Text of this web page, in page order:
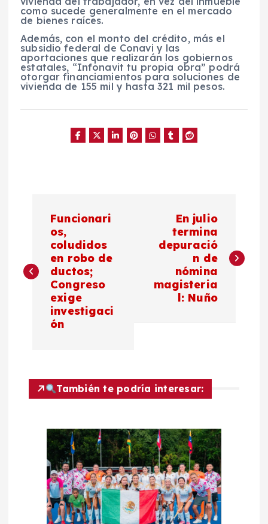
como sucede generalmente en el mercado
de bienes raíces.
Además, con el monto del crédito, más el
subsidio federal de Conavi y las
aportaciones que realizarán los gobiernos
estatales, “Infonavit tu propia obra” podrá
otorgar financiamientos para soluciones de
vivienda de 155 mil y hasta 321 mil pesos.
v
c
Funcionari
os,
coludidos
en robo de
ductos;
Congreso
exige
investigaci
ón
En julio
termina
depuració
n de
nómina
magisteria
l: Nuño
También te podría interesar: